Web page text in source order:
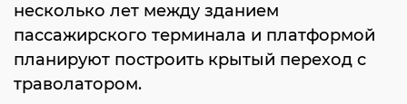
несколько лет между зданием
пассажирского терминала и платформой
планируют построить крытый переход с
траволатором.